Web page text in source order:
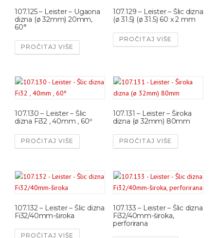
107.125 – Leister – Ugaona
dizna (ø 32mm) 20mm,
60°
PROČITAJ VIŠE
107.129 – Leister – Šlic dizna
(ø 31.5) (ø 31.5) 60 x 2 mm
PROČITAJ VIŠE
107.130 – Leister – Šlic
dizna Fi32 , 40mm , 60º
PROČITAJ VIŠE
107.131 – Leister – Široka
dizna (ø 32mm) 80mm
PROČITAJ VIŠE
107.132 – Leister – Šlic dizna
Fi32/40mm-široka
PROČITAJ VIŠE
107.133 – Leister – Šlic dizna
Fi32/40mm-široka,
perforirana